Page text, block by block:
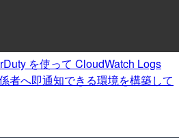
を使って CloudWatch Logs
者へ即通知できる環境を構築して